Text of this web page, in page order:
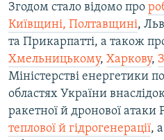
Згодом стало відомо про
Київщині, Полтавщині,
та Прикарпатті, а також
Хмельницькому, Харкову,
Міністерстві енергетики
областях України
ракетної й дронової атаки
теплової й гідрогенерації,